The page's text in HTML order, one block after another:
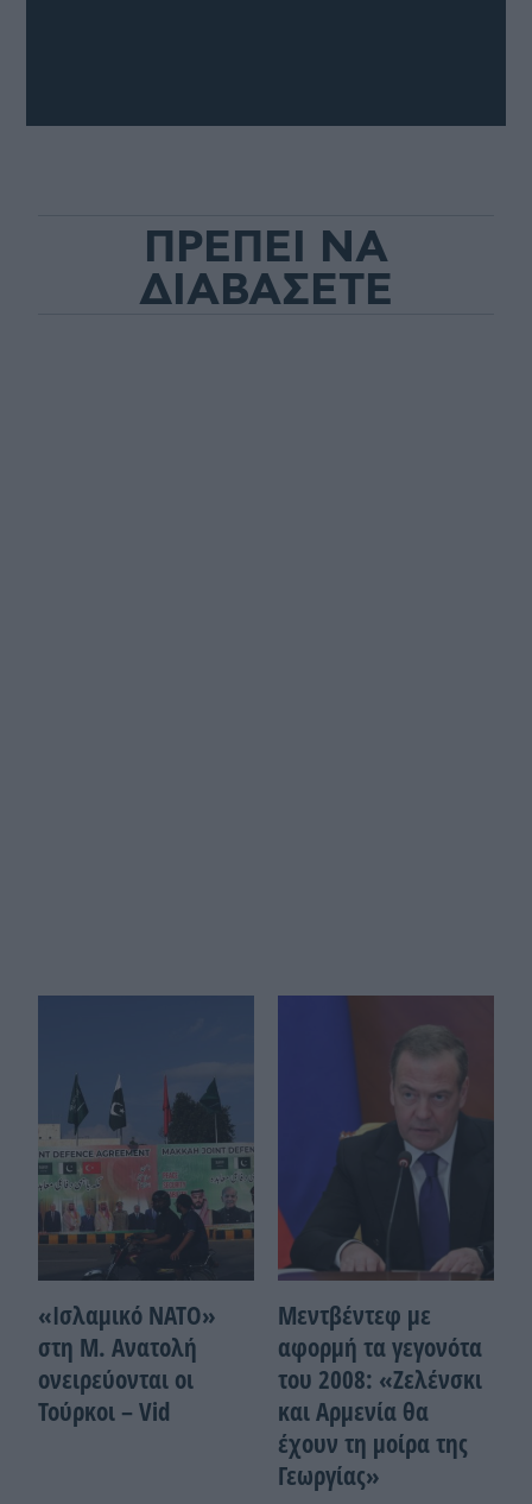
ΠΡΕΠΕΙ ΝΑ
ΔΙΑΒΑΣΕΤΕ
«Ισλαμικό ΝΑΤΟ»
στη Μ. Ανατολή
ονειρεύονται οι
Τούρκοι – Vid
Μεντβέντεφ με
αφορμή τα γεγονότα
του 2008: «Ζελένσκι
και Αρμενία θα
έχουν τη μοίρα της
Γεωργίας»